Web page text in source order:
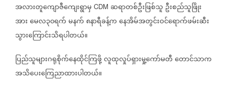
အလားတူကျောဇီကျေးရွာမှ CDM ဆရာတစ်ဦးဖြစ်သူ ဦးစည်သူဖြိုး
အားမေလ၃၀ရက်မနက်၈နာရီခန့်ကနေအိမ်အတွင်းဝင်ရောက်ဖမ်းဆီး
သွားကြောင်းသိရပါတယ်။
ပြည်သူများဂရုစိုက်နေထိုင်ကြဖို့လူထုလှုပ်ရှားမှု့ကော်မတီတောင်သာက
အသိပေးကြေညာထားပါတယ်။